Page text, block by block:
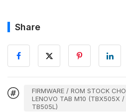
Share
FIRMWARE / ROM STOCK CHO
LENOVO TAB M10 (TBX505X /
TB505L)